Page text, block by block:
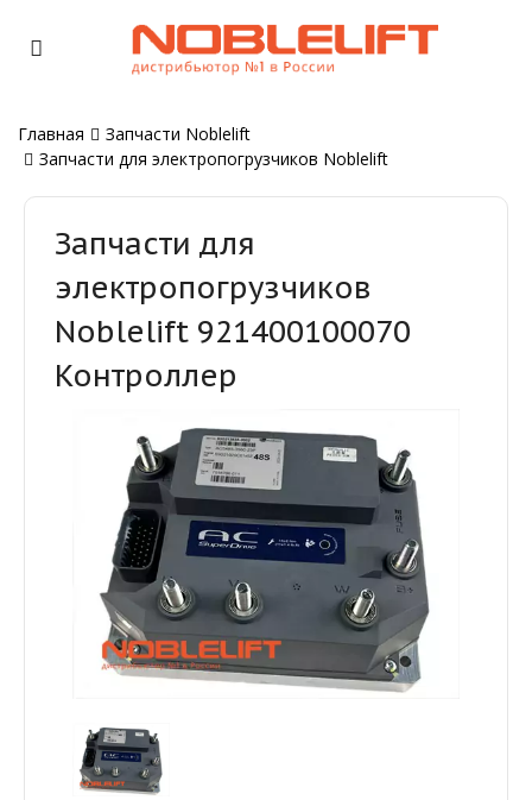
Главная
Запчасти Noblelift
Запчасти для электропогрузчиков Noblelift
Запчасти для
электропогрузчиков
Noblelift 921400100070
Контроллер